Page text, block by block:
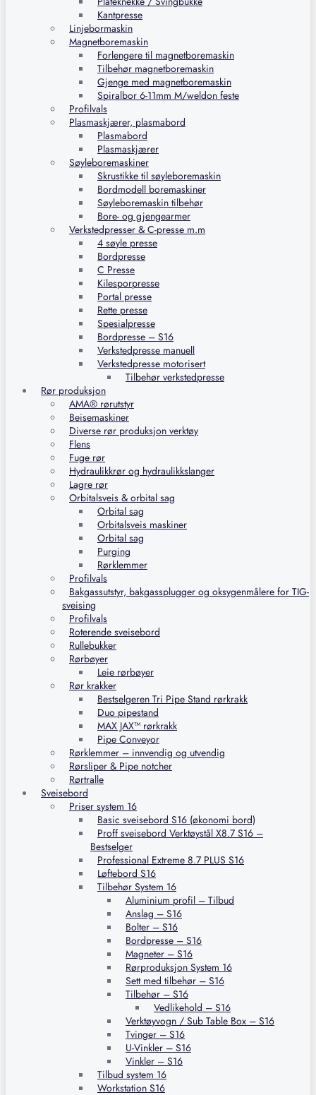
Kantpresse
Linjebormaskin
Magnetboremaskin
Forlengere til magnetboremaskin
Tilbehør magnetboremaskin
Gjenge med magnetboremaskin
Spiralbor 6-11mm M/weldon feste
Profilvals
Plasmaskjærer, plasmabord
Plasmabord
Plasmaskjærer
Søyleboremaskiner
Skrustikke til søyleboremaskin
Bordmodell boremaskiner
Søyleboremaskin tilbehør
Bore- og gjengearmer
Verkstedpresser & C-presse m.m
4 søyle presse
Bordpresse
C Presse
Kilesporpresse
Portal presse
Rette presse
Spesialpresse
Bordpresse – S16
Verkstedpresse manuell
Verkstedpresse motorisert
Tilbehør verkstedpresse
Rør produksjon
AMA® rørutstyr
Beisemaskiner
Diverse rør produksjon verktøy
Flens
Fuge rør
Hydraulikkrør og hydraulikkslanger
Lagre rør
Orbitalsveis & orbital sag
Orbital sag
Orbitalsveis maskiner
Orbital sag
Purging
Rørklemmer
Profilvals
Bakgassutstyr, bakgassplugger og oksygenmålere for TIG-
sveising
Profilvals
Roterende sveisebord
Rullebukker
Rørbøyer
Leie rørbøyer
Rør krakker
Bestselgeren Tri Pipe Stand rørkrakk
Duo pipestand
MAX JAX™ rørkrakk
Pipe Conveyor
Rørklemmer – innvendig og utvendig
Rørsliper & Pipe notcher
Rørtralle
Sveisebord
Priser system 16
Basic sveisebord S16 (økonomi bord)
Proff sveisebord Verktøystål X8.7 S16 –
Bestselger
Professional Extreme 8.7 PLUS S16
Løftebord S16
Tilbehør System 16
Aluminium profil – Tilbud
Anslag – S16
Bolter – S16
Bordpresse – S16
Magneter – S16
Rørproduksjon System 16
Sett med tilbehør – S16
Tilbehør – S16
Vedlikehold – S16
Verktøyvogn / Sub Table Box – S16
Tvinger – S16
U-Vinkler – S16
Vinkler – S16
Tilbud system 16
Workstation S16